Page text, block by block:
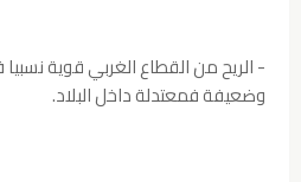
- الريح من القطاع الغربي قوية
وضعيفة فمعتدلة داخل البلاد.